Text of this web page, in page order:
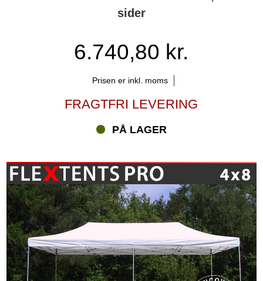
du har valgt. Du kan bl.a. vælge farve, størrelse, facon m.m. Det
gør det langt lettere at vælge præcis det telt, du skal bruge –
du personlig hjælp til at vælge de eller de rigtige foldetelte, så skal
du bare kontakte vores Xperter via telefon, e-mail eller Chat. De
4 m og om alt muligt andet, som handler om produkter på
sider
6.740,80 kr.
Prisen er inkl. moms
FRAGTFRI LEVERING
PÅ LAGER